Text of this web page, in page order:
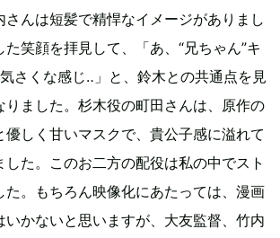
さんは短髪で精悍なイメージがありまし
笑顔を拝見して、「あ、“兄ちゃん”キ
さくな感じ‥」と、鈴木との共通点を見
りました。杉木役の町田さんは、原作の
優しく甘いマスクで、貴公子感に溢れて
した。このお二方の配役は私の中でスト
た。もちろん映像化にあたっては、漫画
いかないと思いますが、大友監督、竹内